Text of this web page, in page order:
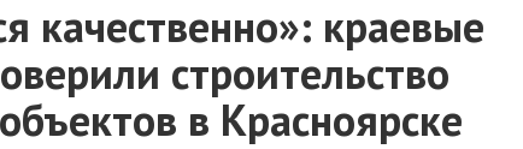
качественно»: краевые
строительство
в Красноярске